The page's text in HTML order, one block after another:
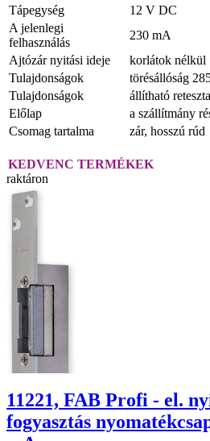
Tápegység
12 V DC
A jelenlegi
felhasználás
230 mA
Ajtózár nyitási ideje
korlátok nélkül
Tulajdonságok
törésállóság
Tulajdonságok
állítható
Előlap
a szállítmány
Csomag tartalma
zár, hosszú rúd
KEDVENC TERMÉKEK
raktáron
11221, FAB Profi - el.
fogyasztás